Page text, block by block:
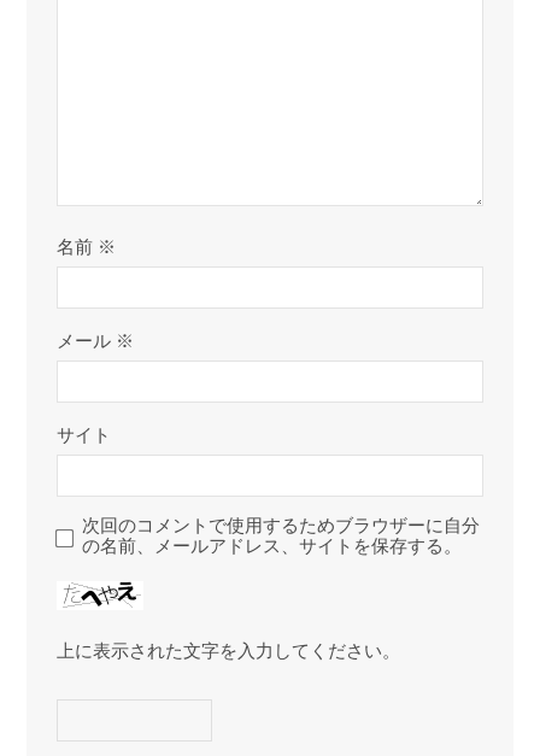
名前 ※
メール ※
サイト
次回のコメントで使用するためブラウザーに自分
の名前、メールアドレス、サイトを保存する。
上に表示された文字を入力してください。